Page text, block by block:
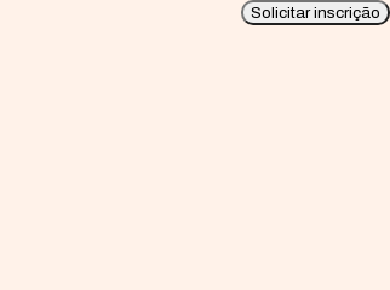
Solicitar inscrição